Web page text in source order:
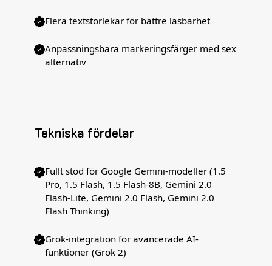
Flera textstorlekar för bättre läsbarhet
Anpassningsbara markeringsfärger med sex
alternativ
Tekniska fördelar
Fullt stöd för Google Gemini-modeller (1.5
Pro, 1.5 Flash, 1.5 Flash-8B, Gemini 2.0
Flash-Lite, Gemini 2.0 Flash, Gemini 2.0
Flash Thinking)
Grok-integration för avancerade AI-
funktioner (Grok 2)